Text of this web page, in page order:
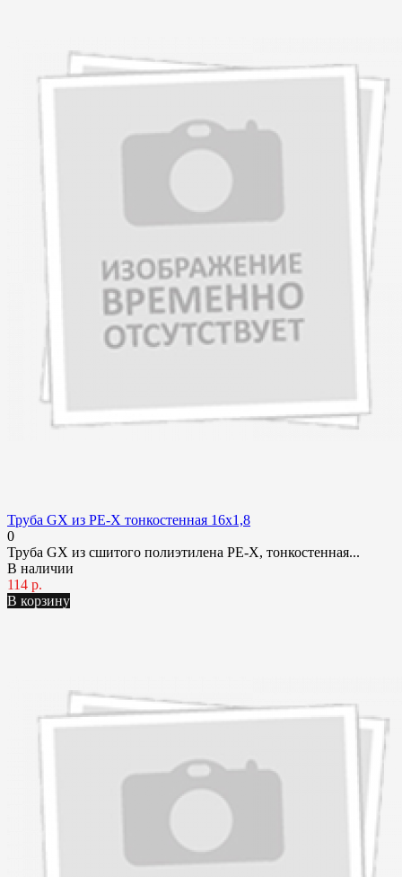
Труба GX из PE-X тонкостенная 16x1,8
0
Труба GX из сшитого полиэтилена PE-X, тонкостенная...
В наличии
114 р.
В корзину